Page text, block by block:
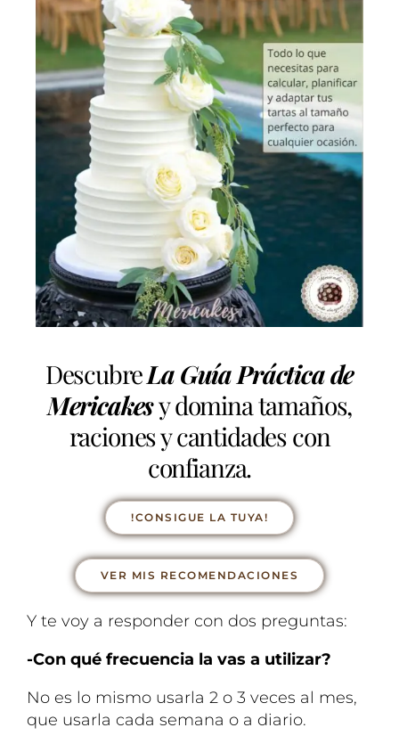
DescubreLa Guía Práctica de
Mericakesy domina tamaños,
raciones y cantidades con
confianza.
!CONSIGUE LA TUYA!
VER MIS RECOMENDACIONES
Y te voy a responder con dos preguntas:
-Con qué frecuencia la vas a utilizar?
No es lo mismo usarla 2 o 3 veces al mes,
que usarla cada semana o a diario.